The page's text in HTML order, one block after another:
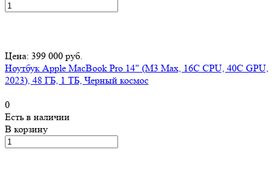
Цена: 399 000 руб.
Ноутбук Apple MacBook Pro 14" (M3 Max, 16C CPU, 40C GPU,
2023), 48 ГБ, 1 ТБ, Черный космос
0
Есть в наличии
В корзину